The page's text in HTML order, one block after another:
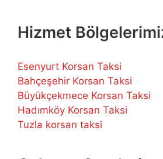
Hizmet
Esenyurt Korsan Taksi
Bahçeşehir Korsan Taksi
Büyükçekmece Korsan Taksi
Hadımköy Korsan Taksi
Tuzla korsan taksi